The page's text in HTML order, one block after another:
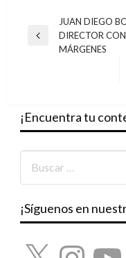
Navegación
de
Entrada
anterior
JUAN DIEGO
DIRECTOR
MÁRGENES
¡Encuentra tu
¡Síguenos en
X InstagramYouTube